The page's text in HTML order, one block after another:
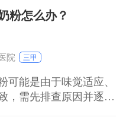
能导致针眼处潮湿，增
较多，可用干净毛巾轻
开注射点。 接种后24
水温建议控制在3
粉怎么办？
院
三甲
可能是由于味觉适应、
，需先排查原因并逐步